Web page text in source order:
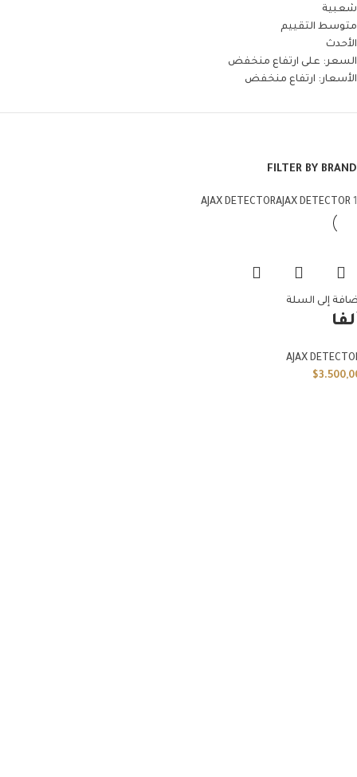
شعبية
متوسط التقييم
الأحدث
السعر: على ارتفاع منخفض
الأسعار: ارتفاع منخفض
FILTER BY BRAND
AJAX DETECTORAJAX DETECTOR 1
إلى السلة
AJAX
$